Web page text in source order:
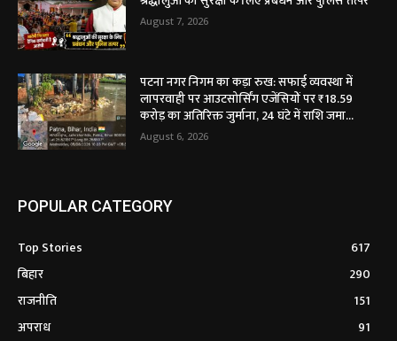
August 7, 2026
पटना नगर निगम का कड़ा रुख: सफाई व्यवस्था में
लापरवाही पर आउटसोर्सिंग एजेंसियों पर ₹18.59
करोड़ का अतिरिक्त जुर्माना, 24 घंटे में राशि जमा...
August 6, 2026
POPULAR CATEGORY
Top Stories
617
बिहार
290
राजनीति
151
अपराध
91